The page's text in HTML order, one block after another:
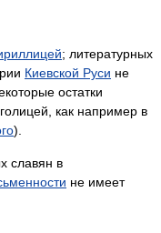
; литературных
Киевской Руси не
остатки
как например в
).
славян в
не имеет